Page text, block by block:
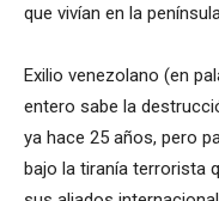
que vivían en la
Exilio venezolano (en
entero sabe la
ya hace 25 años, pero
bajo la tiranía terrorista